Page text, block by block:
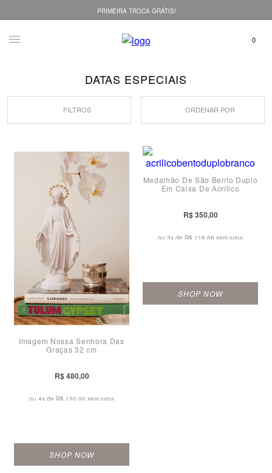
PRIMEIRA TROCA GRÁTIS!
DATAS ESPECIAIS
FILTROS ORDENAR POR
Imagem Nossa Senhora Das
Graças 32 cm
R$ 480,00
ou 4x de R$ 120,00 sem juros
SHOP NOW
Medalhão De São Bento Duplo
Em Caixa De Acrílico
R$ 350,00
ou 3x de R$ 116,66 sem juros
SHOP NOW